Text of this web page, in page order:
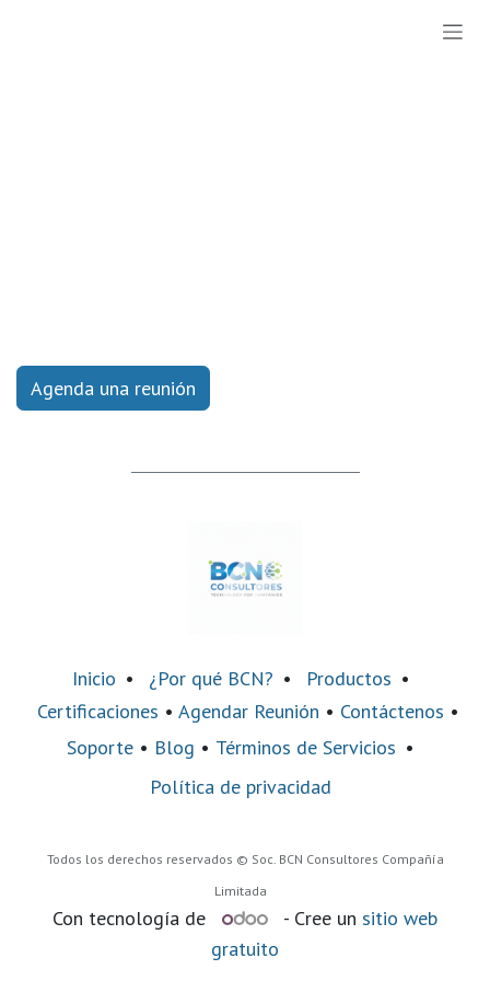
Agenda una reunión
Inicio • ¿Por qué BCN? • Productos •
Certificaciones • Agendar Reunión • Contáctenos •
Soporte • Blog • Términos de Servicios •
Política de privacidad
Todos los derechos reservados © Soc. BCN Consultores Compañía
Limitada
Con tecnología de - Cree un sitio web
gratuito